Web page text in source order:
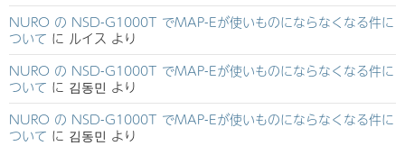
NURO の NSD-G1000T でMAP-Eが使いものにならなくなる件に
ついて に ルイス より
NURO の NSD-G1000T でMAP-Eが使いものにならなくなる件に
ついて に 김동민 より
NURO の NSD-G1000T でMAP-Eが使いものにならなくなる件に
ついて に 김동민 より